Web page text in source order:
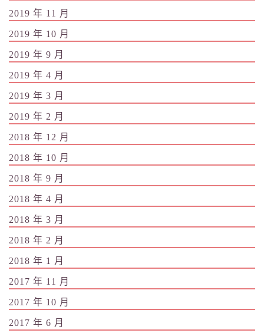
2019 年 11 月
2019 年 10 月
2019 年 9 月
2019 年 4 月
2019 年 3 月
2019 年 2 月
2018 年 12 月
2018 年 10 月
2018 年 9 月
2018 年 4 月
2018 年 3 月
2018 年 2 月
2018 年 1 月
2017 年 11 月
2017 年 10 月
2017 年 6 月